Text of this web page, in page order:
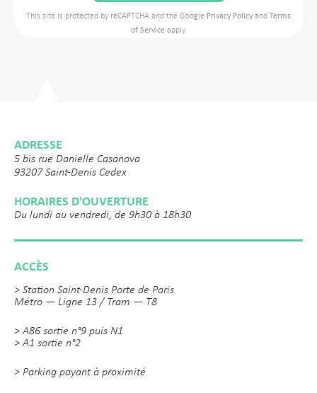
This site is protected by reCAPTCHA and the Google Privacy Policy and Terms
of Serviceapply.
ADRESSE
5 bis rue Danielle Casanova
93207 Saint-Denis Cedex
HORAIRES D'OUVERTURE
Du lundi au vendredi, de 9h30 à 18h30
ACCÈS
> Station Saint-Denis Porte de Paris
Métro — Ligne 13 / Tram — T8
> A86 sortie n°9 puis N1
> A1 sortie n°2
> Parking payant à proximité